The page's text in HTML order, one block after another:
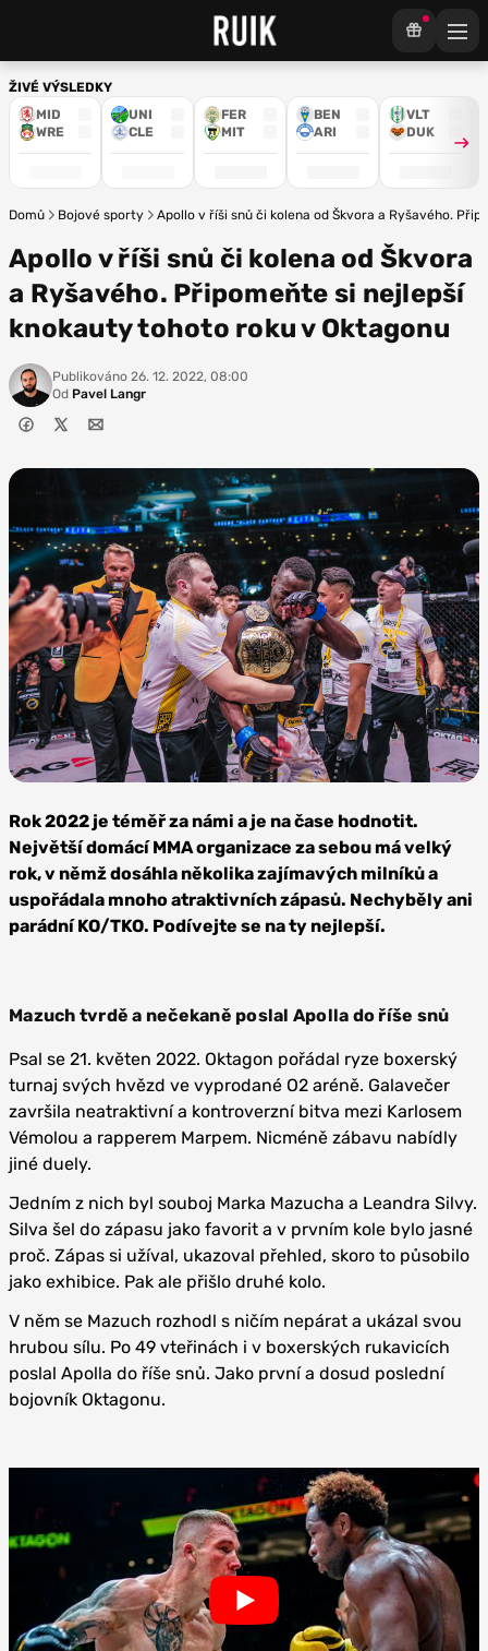
ŽIVÉ VÝSLEDKY
MID
WRE
UNI
CLE
FER
MIT
BEN
ARI
VLT
DUK
Domů Bojové sporty Apollo v říši snů či kolena od Škvora a Ryšavého.
Apollo v říši snů či kolena od Škvora
a Ryšavého. Připomeňte si nejlepší
knokauty tohoto roku v Oktagonu
Publikováno 26. 12. 2022, 08:00
Od Pavel Langr
Oktagon
MMA
Rok 2022 je téměř za námi a je na čase hodnotit.
Největší domácí MMA organizace za sebou má velký
rok, v němž dosáhla několika zajímavých milníků a
uspořádala mnoho atraktivních zápasů. Nechyběly ani
parádní KO/TKO. Podívejte se na ty nejlepší.
Mazuch tvrdě a nečekaně poslal Apolla do říše snů
Psal se 21. květen 2022. Oktagon pořádal ryze boxerský
turnaj svých hvězd ve vyprodané O2 aréně. Galavečer
završila neatraktivní a kontroverzní bitva mezi Karlosem
Vémolou a rapperem Marpem. Nicméně zábavu nabídly
jiné duely.
Jedním z nich byl souboj Marka Mazucha a Leandra Silvy.
Silva šel do zápasu jako favorit a v prvním kole bylo jasné
proč. Zápas si užíval, ukazoval přehled, skoro to působilo
jako exhibice. Pak ale přišlo druhé kolo.
V něm se Mazuch rozhodl s ničím nepárat a ukázal svou
hrubou sílu. Po 49 vteřinách i v boxerských rukavicích
poslal Apolla do říše snů. Jako první a dosud poslední
bojovník Oktagonu.